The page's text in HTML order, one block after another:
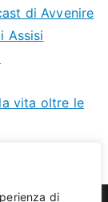
di
di Avvenire
Assisi
vita oltre le